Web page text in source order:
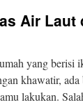
Hias
Kolam
Anda
Air
yang berisi
khawatir,
lakukan.